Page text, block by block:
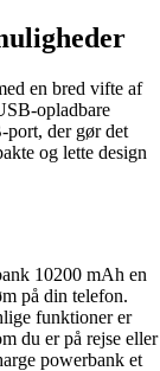
en bred vifte af
opladbare
port, der gør det
og lette design
10200 mAh en
på din telefon.
funktioner er
du er på rejse eller
powerbank et